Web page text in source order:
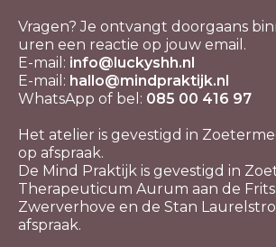
Vragen? Je ontvangt doorgaans
uren een reactie op jouw email.
E-mail: info@luckyshh.nl
E-mail: hallo@mindpraktijk.nl
WhatsApp of bel: 085 00 416 97
Het atelier is gevestigd in
op afspraak.
De Mind Praktijk is gevestigd in
Therapeuticum Aurum aan de
Zwerverhove en de Stan
afspraak.